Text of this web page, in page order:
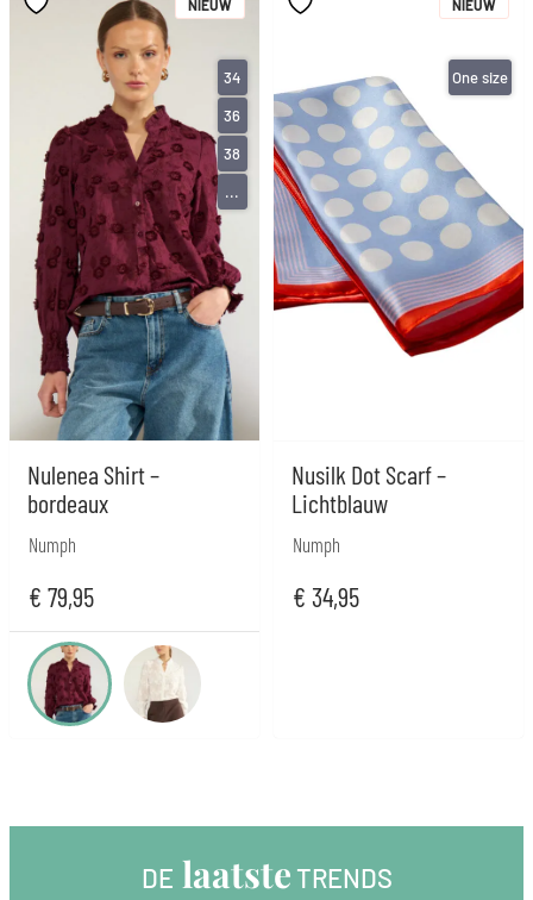
Nulenea Shirt –
bordeaux
Numph
€ 79,95
NIEUW
34
36
38
...
Nusilk Dot Scarf –
Lichtblauw
Numph
€ 34,95
NIEUW
One size
DE laatste TRENDS